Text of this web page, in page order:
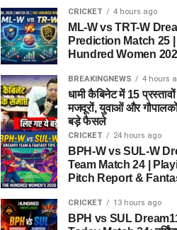
CRICKET 4 hours ago
ML-W vs TRT-W
Prediction Match 25
Hundred Women
BREAKINGNEWS 4 hours
धामी कैबिनेट में 15
मजदूरों, युवाओं और
बड़े फैसले
CRICKET 24 hours ago
BPH-W vs SUL-W
Team Match 24 |
Pitch Report &
CRICKET 13 hours ago
BPH vs SUL